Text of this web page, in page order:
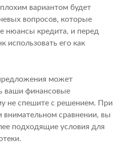
вариантом будет
вопросов, которые
нюансы кредита, и перед
использовать его как
может
ваши финансовые
не спешите с решением. При
внимательном сравнении, вы
подходящие условия для